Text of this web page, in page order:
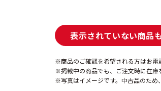
表示されていない商品
商品のご確認を希望される方はお電
掲載中の商品でも、ご注文時に在庫
写真はイメージです。中古品のため